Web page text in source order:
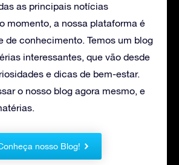
as principais notícias
momento, a nossa plataforma é
de conhecimento. Temos um blog
interessantes, que vão desde
e dicas de bem-estar.
o nosso blog agora mesmo, e
nosso Blog!